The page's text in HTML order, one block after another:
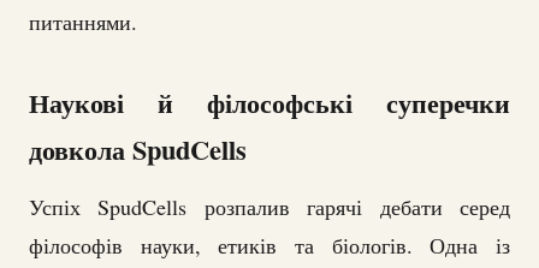
питаннями.
Наукові й філософські суперечки
довкола SpudCells
Успіх SpudCells розпалив гарячі дебати серед
філософів науки, етиків та біологів. Одна із